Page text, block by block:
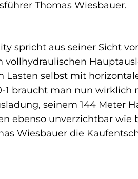
Thomas Wiesbauer.
spricht aus seiner Sicht
vollhydraulischen
Lasten selbst mit
1 braucht man nun wirklich
seinem 144 Meter
ebenso unverzichtbar wie
Wiesbauer die